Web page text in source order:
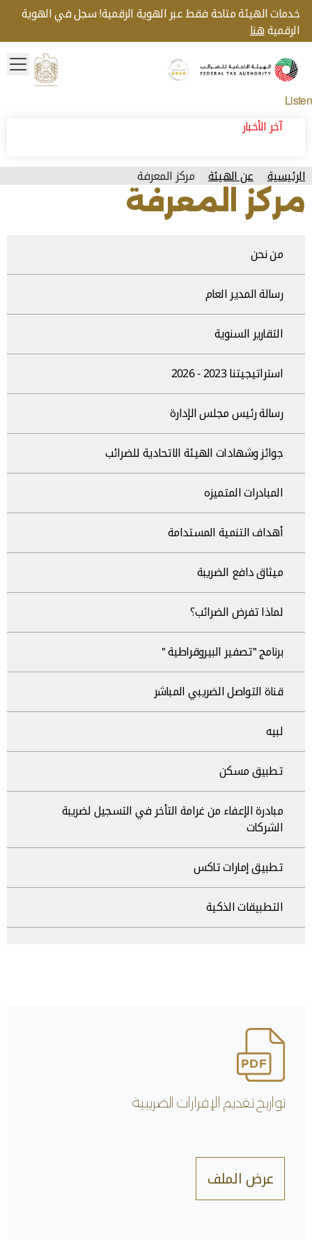
خدمات الهيئة متاحة فقط عبر الهوية الرقمية! سجل في الهوية
الرقميةهنا
Logo
Gold star Logo
Listen
آخر الأخبار
الرئيسية عن الهيئة مركز المعرفة
مركز المعرفة
من نحن
رسالة المدير العام
التقارير السنوية
استراتيجيتنا 2023 - 2026
رسالة رئيس مجلس الإدارة
جوائز وشهادات الهيئة الاتحادية للضرائب
المبادرات المتميزه
أهداف التنمية المستدامة
ميثاق دافع الضريبة
لماذا تفرض الضرائب؟
برنامج "تصفير البيروقراطية "
قناة التواصل الضريبي المباشر
لبيه
تطبيق مسكن
مبادرة الإعفاء من غرامة التأخر في التسجيل لضريبة
الشركات
تطبيق إمارات تاكس
التطبيقات الذكية
تواريخ تقديم الإقرارات الضريبية
عرض الملف